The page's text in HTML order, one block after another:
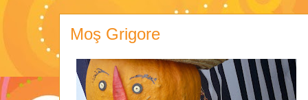
Moş Grigore